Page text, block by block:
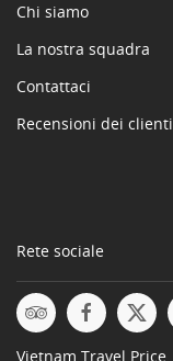
Chi siamo
La nostra squadra
Contattaci
Recensioni dei clienti
Rete sociale
Vietnam Travel Price